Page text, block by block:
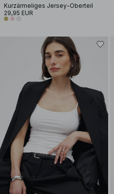
Kurzärmeliges Jersey-Oberteil
29,95 EUR